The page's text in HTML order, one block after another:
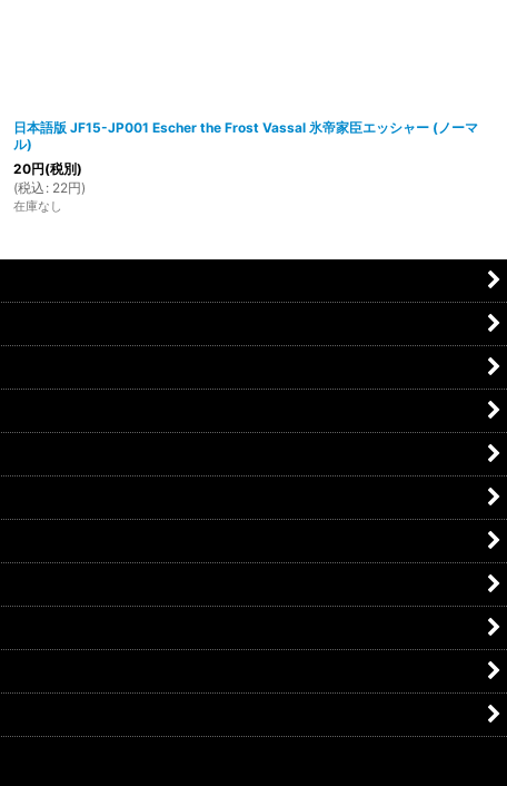
日本語版 JF15-JP001 Escher the Frost Vassal 氷帝家臣エッシャー (ノーマ
ル)
20円(税別)
(税込 : 22円)
在庫なし